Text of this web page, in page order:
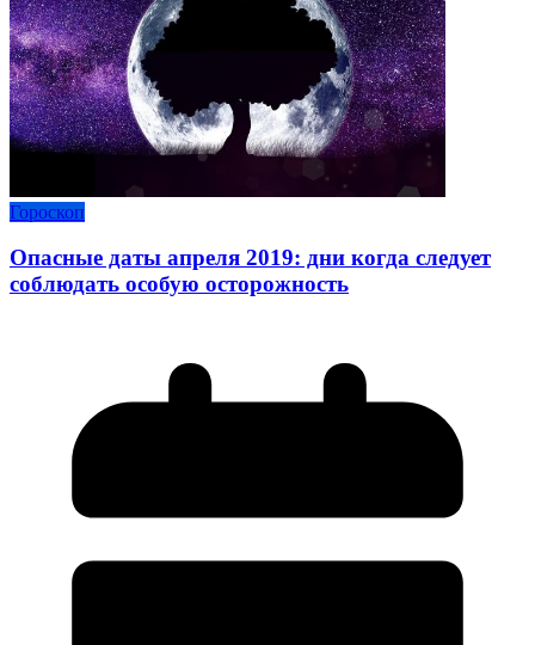
Гороскоп
Опасные даты апреля 2019: дни когда следует
соблюдать особую осторожность